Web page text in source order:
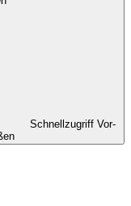
Schnellzugriff Vor-